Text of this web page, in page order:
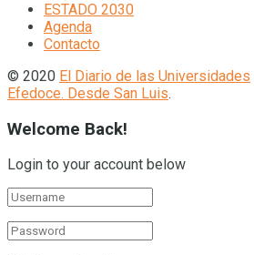
ESTADO 2030
Agenda
Contacto
© 2020 El Diario de las Universidades
Efedoce. Desde San Luis.
Welcome Back!
Login to your account below